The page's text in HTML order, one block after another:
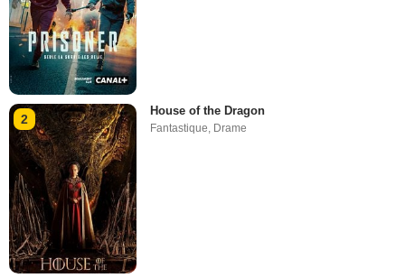
2
House of the Dragon
Fantastique, Drame